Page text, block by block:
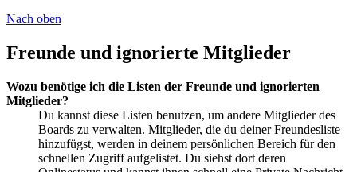
Nach oben
Freunde und ignorierte Mitglieder
Wozu benötige ich die Listen der Freunde und ignorierten
Mitglieder?
Du kannst diese Listen benutzen, um andere Mitglieder des
Boards zu verwalten. Mitglieder, die du deiner Freundesliste
hinzufügst, werden in deinem persönlichen Bereich für den
schnellen Zugriff aufgelistet. Du siehst dort deren